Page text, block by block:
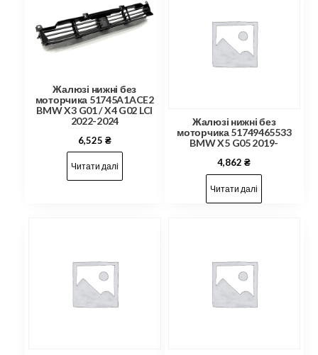
Жалюзі нижні без
моторчика 51745A1ACE2
BMW X3 G01 / X4 G02 LCI
2022-2024
6,525 ₴
Читати далі
Жалюзі нижні без
моторчика 51749465533
BMW X5 G05 2019-
4,862₴
Читати далі